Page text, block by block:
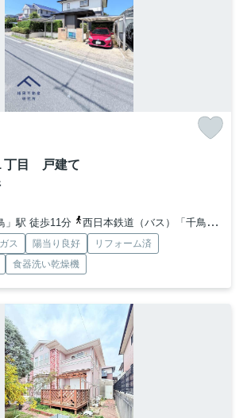
丁目 戸建て
」駅 徒歩11分
西日本鉄道（バス）「千鳥ケ池公園前」バス停下車 徒歩4分
ス 陽当り良好
リフォーム済
食器洗い乾燥機